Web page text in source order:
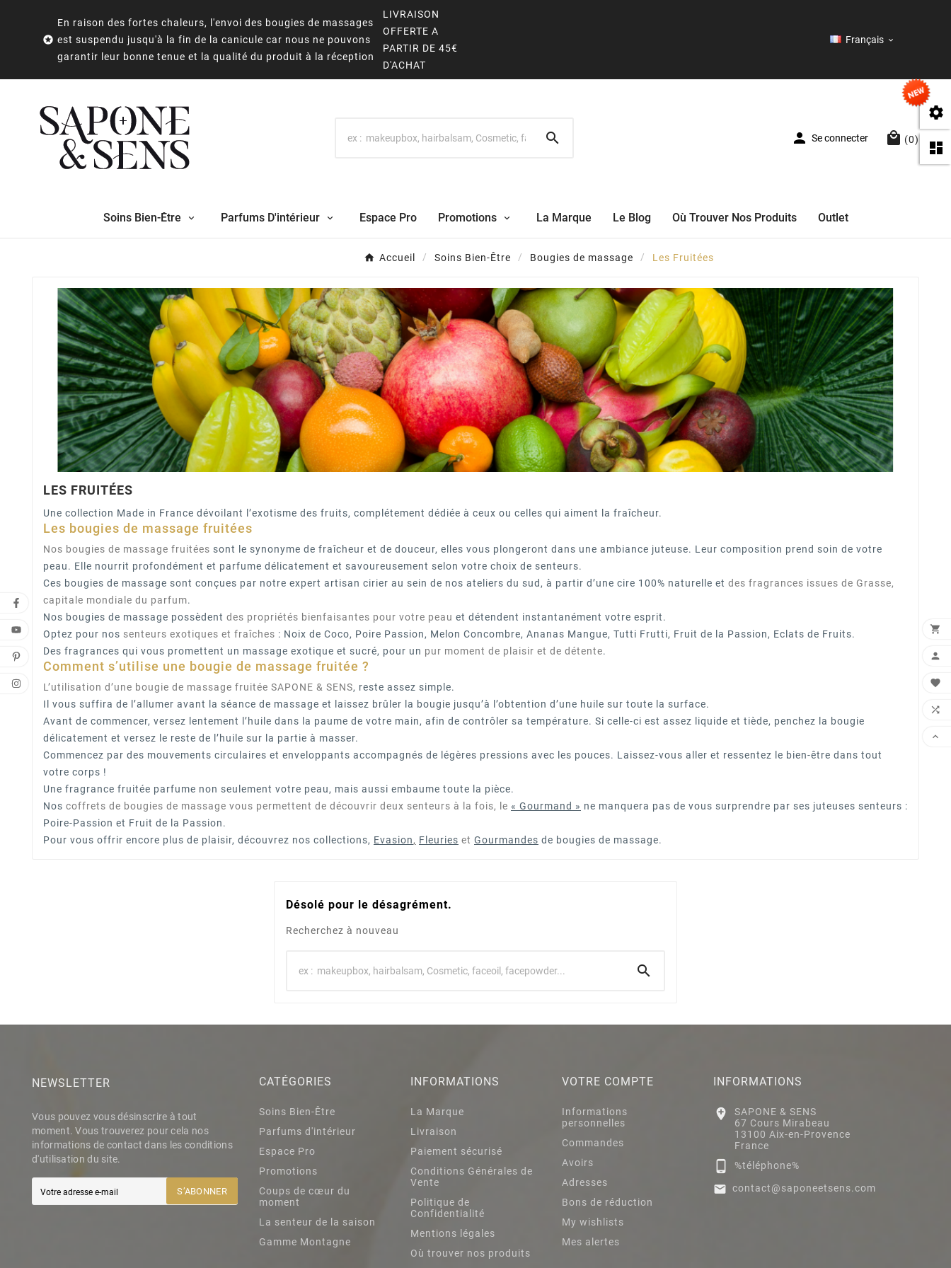



En raison des fortes chaleurs, l'envoi des bougies de massages
est suspendu jusqu'à la fin de la canicule car nous ne pouvons
garantir leur bonne tenue et la qualité du produit à la réception
LIVRAISON
OFFERTE A
PARTIR DE 45€
D'ACHAT
Français 
  Se connecter  (0)
Soins Bien-Être Parfums D'intérieur Espace Pro Promotions La Marque Le Blog Où Trouver Nos Produits Outlet
Accueil Soins Bien-Être Bougies de massage Les Fruitées
LES FRUITÉES
Une collection Made in France dévoilant l’exotisme des fruits, complétement dédiée à ceux ou celles qui aiment la fraîcheur.
Les bougies de massage fruitées
Nos bougies de massage fruitées sont le synonyme de fraîcheur et de douceur, elles vous plongeront dans une ambiance juteuse. Leur composition prend soin de votre
peau. Elle nourrit profondément et parfume délicatement et savoureusement selon votre choix de senteurs.
Ces bougies de massage sont conçues par notre expert artisan cirier au sein de nos ateliers du sud, à partir d’une cire 100% naturelle et des fragrances issues de Grasse,
capitale mondiale du parfum.
Nos bougies de massage possèdent des propriétés bienfaisantes pour votre peau et détendent instantanément votre esprit.
Optez pour nos senteurs exotiques et fraîches : Noix de Coco, Poire Passion, Melon Concombre, Ananas Mangue, Tutti Frutti, Fruit de la Passion, Eclats de Fruits.
Des fragrances qui vous promettent un massage exotique et sucré, pour un pur moment de plaisir et de détente.
Comment s’utilise une bougie de massage fruitée ?
L’utilisation d’une bougie de massage fruitée SAPONE & SENS, reste assez simple.
Il vous suffira de l’allumer avant la séance de massage et laissez brûler la bougie jusqu’à l’obtention d’une huile sur toute la surface.
Avant de commencer, versez lentement l’huile dans la paume de votre main, afin de contrôler sa température. Si celle-ci est assez liquide et tiède, penchez la bougie
délicatement et versez le reste de l’huile sur la partie à masser.
Commencez par des mouvements circulaires et enveloppants accompagnés de légères pressions avec les pouces. Laissez-vous aller et ressentez le bien-être dans tout
votre corps !
Une fragrance fruitée parfume non seulement votre peau, mais aussi embaume toute la pièce.
Nos coffrets de bougies de massage vous permettent de découvrir deux senteurs à la fois, le « Gourmand » ne manquera pas de vous surprendre par ses juteuses senteurs :
Poire-Passion et Fruit de la Passion.
Pour vous offrir encore plus de plaisir, découvrez nos collections, Evasion, Fleuries et Gourmandes de bougies de massage.
Désolé pour le désagrément.
Recherchez à nouveau

NEWSLETTER
Vous pouvez vous désinscrire à tout
moment. Vous trouverez pour cela nos
informations de contact dans les conditions
d'utilisation du site.
S’ABONNER
CATÉGORIES
Soins Bien-Être
Parfums d'intérieur
Espace Pro
Promotions
Coups de cœur du
moment
La senteur de la saison
Gamme Montagne
INFORMATIONS
La Marque
Livraison
Paiement sécurisé
Conditions Générales de
Vente
Politique de
Confidentialité
Mentions légales
Où trouver nos produits
VOTRE COMPTE
Informations
personnelles
Commandes
Avoirs
Adresses
Bons de réduction
My wishlists
Mes alertes
INFORMATIONS

SAPONE & SENS
67 Cours Mirabeau
13100 Aix-en-Provence
France
 %téléphone%
 contact@saponeetsens.com




